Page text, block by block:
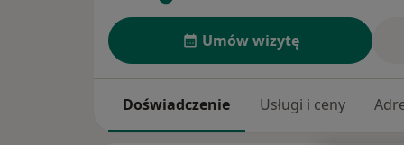
Umów wizytę
Doświadczenie Usługi i ceny